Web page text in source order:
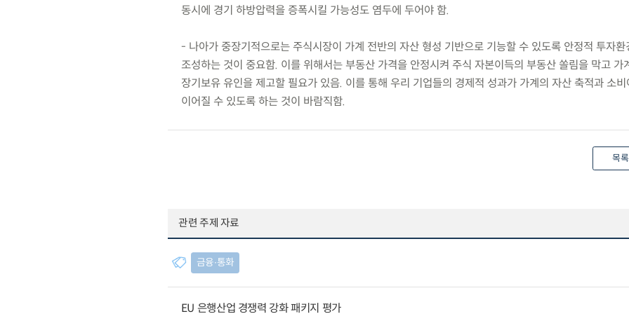
동시에 경기 하방압력을 증폭시킬 가능성도 염두에 두어야 함.
- 나아가 중장기적으로는 주식시장이 가계 전반의 자산 형성 기반으로 기능할 수 있도록 안정적 투자환
조성하는 것이 중요함. 이를 위해서는 부동산 가격을 안정시켜 주식 자본이득의 부동산 쏠림을 막고 가
장기보유 유인을 제고할 필요가 있음. 이를 통해 우리 기업들의 경제적 성과가 가계의 자산 축적과 소
이어질 수 있도록 하는 것이 바람직함.
목
관련 주제 자료
금융∙통화
EU 은행산업 경쟁력 강화 패키지 평가